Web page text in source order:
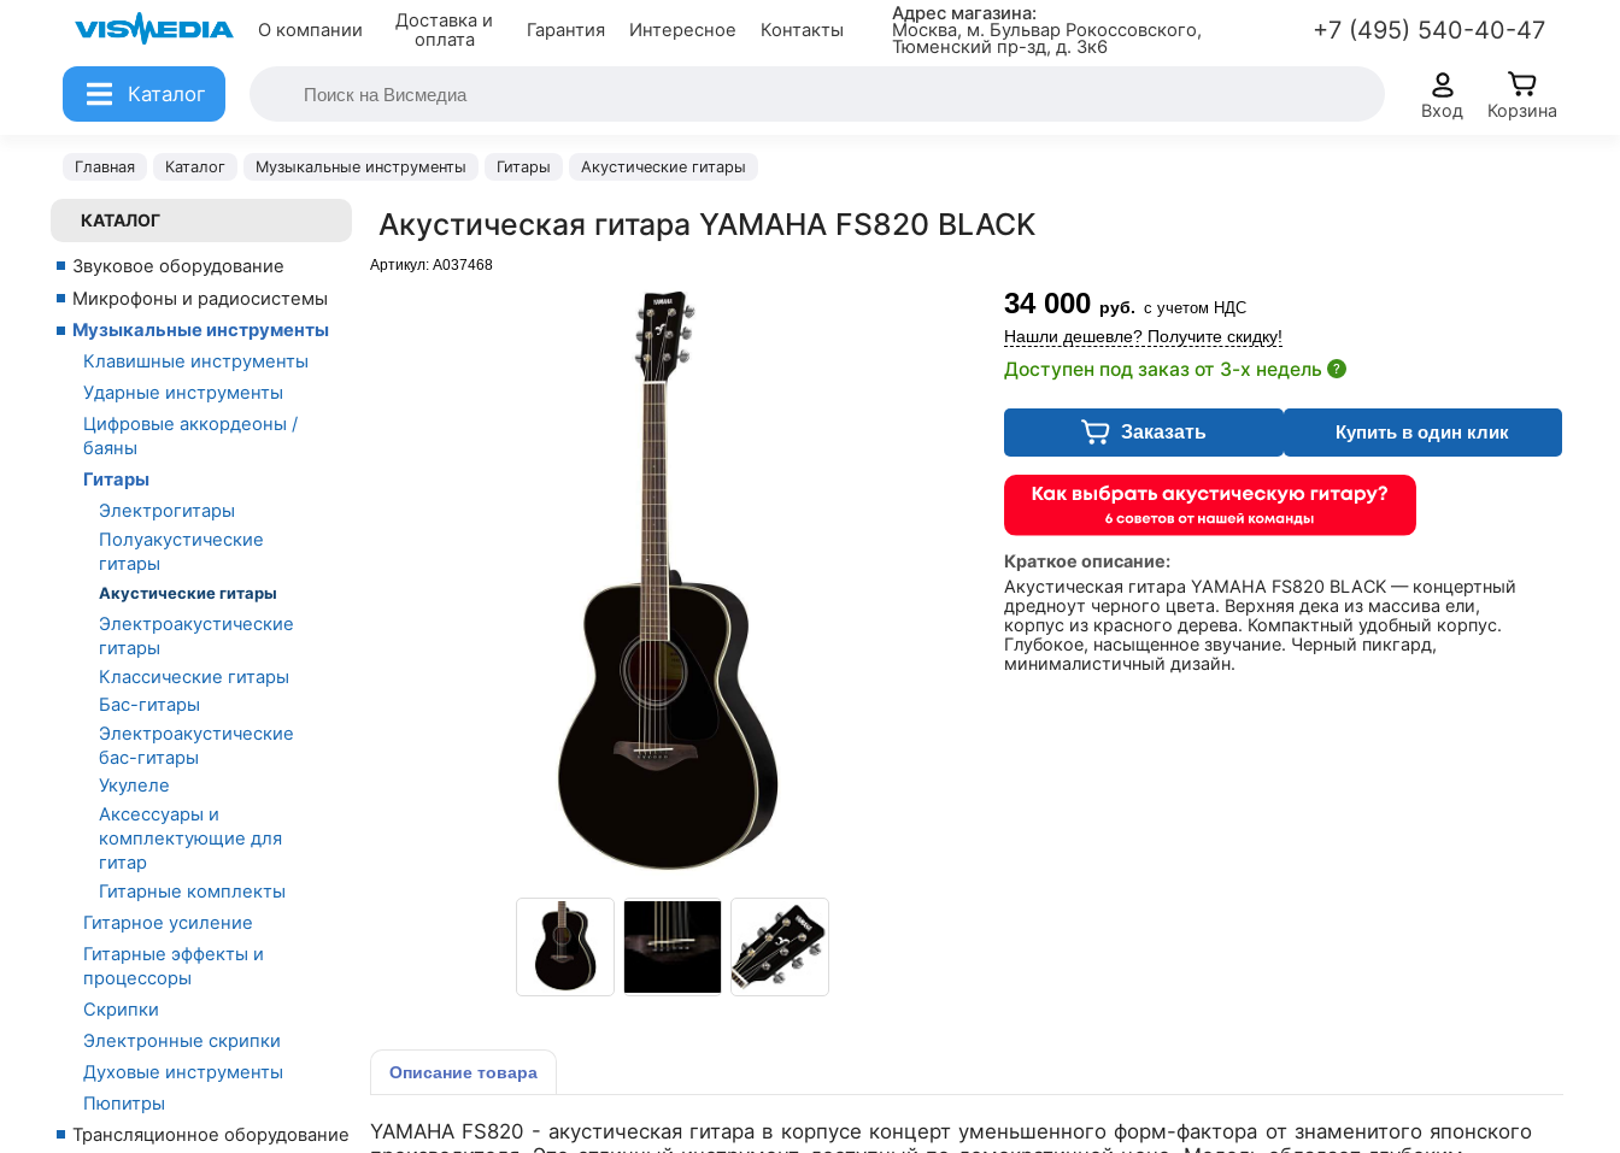
О компании
Доставка и
оплата
Гарантия Интересное Контакты
Адрес магазина:
Москва, м. Бульвар Рокоссовского,
Тюменский пр-зд, д. 3к6
+7 (495) 540-40-47
Каталог
Вход Корзина
Главная Каталог Музыкальные инструменты Гитары Акустические гитары
КАТАЛОГ
Звуковое оборудование
Микрофоны и радиосистемы
Музыкальные инструменты
Клавишные инструменты
Ударные инструменты
Цифровые аккордеоны /
баяны
Гитары
Электрогитары
Полуакустические
гитары
Акустические гитары
Электроакустические
гитары
Классические гитары
Бас-гитары
Электроакустические
бас-гитары
Укулеле
Аксессуары и
комплектующие для
гитар
Гитарные комплекты
Гитарное усиление
Гитарные эффекты и
процессоры
Скрипки
Электронные скрипки
Духовые инструменты
Пюпитры
Трансляционное оборудование
Акустическая гитара YAMAHA FS820 BLACK
Артикул: A037468
34 000 руб. с учетом НДС
Нашли дешевле? Получите скидку!
Доступен под заказ от 3-х недель ?
Заказать Купить в один клик
Краткое описание:
Акустическая гитара YAMAHA FS820 BLACK — концертный
дредноут черного цвета. Верхняя дека из массива ели,
корпус из красного дерева. Компактный удобный корпус.
Глубокое, насыщенное звучание. Черный пикгард,
минималистичный дизайн.
Описание товара
YAMAHA FS820 - акустическая гитара в корпусе концерт уменьшенного форм-фактора от знаменитого японского